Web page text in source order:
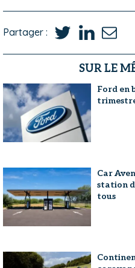
Partager :
SUR LE
Ford en
Car
station
tous